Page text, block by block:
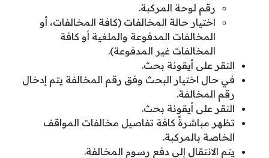
رقم لوحة المركبة.
اختيار حالة المخالفات (كافة المخالفات، أو
المخالفات المدفوعة والملغية أو كافة
المخالفات غير المدفوعة).
النقر على أيقونة بحث.
في حال اختيار البحث وفق رقم المخالفة يتم إدخال
رقم المخالفة.
النقر على أيقونة بحث.
تظهر مباشرةً كافة تفاصيل مخالفات المواقف
الخاصة بالمركبة.
يتم الانتقال إلى دفع رسوم المخالفة.